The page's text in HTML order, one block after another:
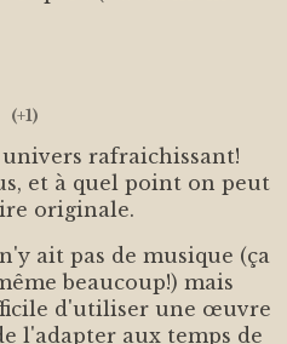
(+1)
rafraichissant!
et à quel point on peut
originale.
ait pas de musique (ça
beaucoup!) mais
d'utiliser une œuvre
l'adapter aux temps de